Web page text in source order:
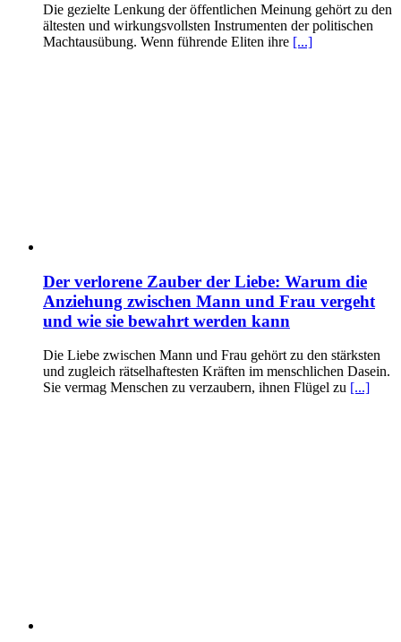
Die gezielte Lenkung der öffentlichen Meinung gehört zu den
ältesten und wirkungsvollsten Instrumenten der politischen
Machtausübung. Wenn führende Eliten ihre [...]
Der verlorene Zauber der Liebe: Warum die
Anziehung zwischen Mann und Frau vergeht
und wie sie bewahrt werden kann
Die Liebe zwischen Mann und Frau gehört zu den stärksten
und zugleich rätselhaftesten Kräften im menschlichen Dasein.
Sie vermag Menschen zu verzaubern, ihnen Flügel zu [...]